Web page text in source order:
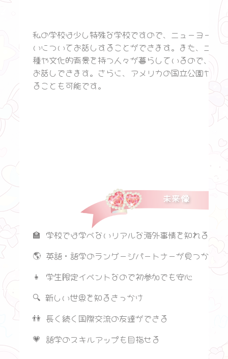
私の学校は少し特殊な学校ですので、ニューヨーク
いについてお話しすることができます。また、ニュ
種や文化的背景を持つ人々が暮らしているので、ア
お話しできます。さらに、アメリカの国立公園やニ
ることも可能です。
未来像
🏫 学校では学べないリアルな海外事情を知れる
🌎 英語・語学のランゲージパートナーが見つかるチ
👧 学生限定イベントなので初参加でも安心
🔍 新しい世界を知るきっかけ
👫 長く続く国際交流の友達ができる
💗 語学のスキルアップも目指せる